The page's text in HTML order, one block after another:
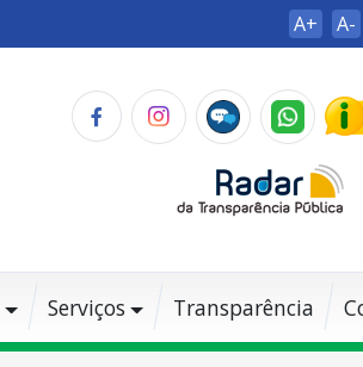
A+ A-
Serviços Transparência